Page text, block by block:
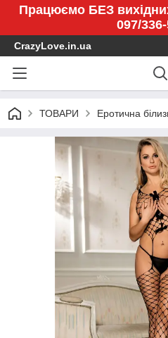
Працюємо БЕЗ
097/
CrazyLove.in.ua
ТОВАРИ Еротична